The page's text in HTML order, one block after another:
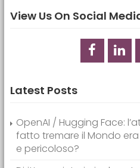
View Us On Social
Latest Posts
OpenAI / Hugging Face:
fatto tremare il Mondo
e pericoloso?